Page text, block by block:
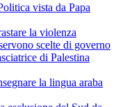
vista da Papa
la violenza
scelte di governo
di Palestina
la lingua araba